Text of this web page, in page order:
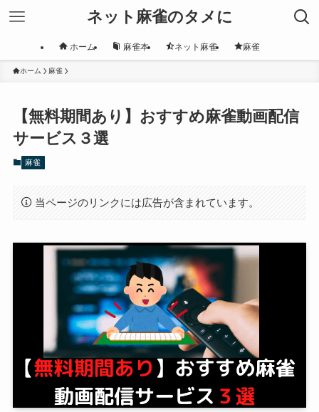
ネット麻雀のタメに
ホーム 麻雀本 ネット麻雀 麻雀
ホーム 麻雀
【無料期間あり】おすすめ麻雀動画配信
サービス３選
麻雀
当ページのリンクには広告が含まれています。